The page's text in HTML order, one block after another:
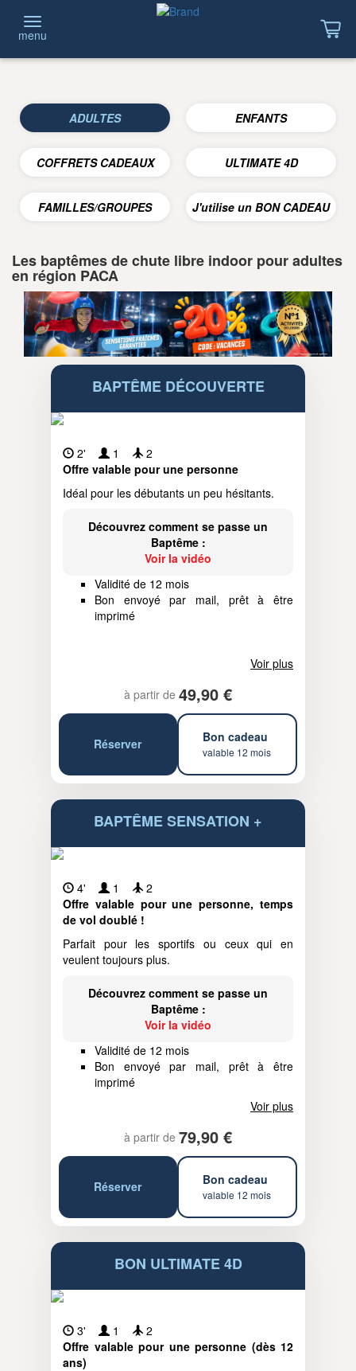
menu
ADULTES ENFANTS
COFFRETS CADEAUX ULTIMATE 4D
FAMILLES/GROUPES J'utilise un BON CADEAU
Les baptêmes de chute libre indoor pour adultes
en région PACA
BAPTÊME DÉCOUVERTE
2' 1
2
Offre valable pour une personne
Idéal pour les débutants un peu hésitants.
Découvrez comment se passe un
Baptême :
Voir la vidéo
Validité de 12 mois
Bon envoyé par mail, prêt à être
imprimé
Voir plus
à partir de 49,90 €
Réserver Bon cadeau
valable 12 mois
BAPTÊME SENSATION +
4' 1
2
Offre valable pour une personne, temps
de vol doublé !
Parfait pour les sportifs ou ceux qui en
veulent toujours plus.
Découvrez comment se passe un
Baptême :
Voir la vidéo
Validité de 12 mois
Bon envoyé par mail, prêt à être
imprimé
Voir plus
à partir de 79,90 €
Réserver Bon cadeau
valable 12 mois
BON ULTIMATE 4D
3' 1
2
Offre valable pour une personne (dès 12
ans)